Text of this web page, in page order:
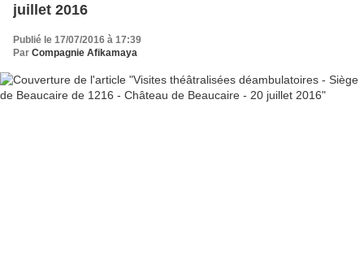
juillet 2016
Publié le 17/07/2016 à 17:39
Par Compagnie Afikamaya